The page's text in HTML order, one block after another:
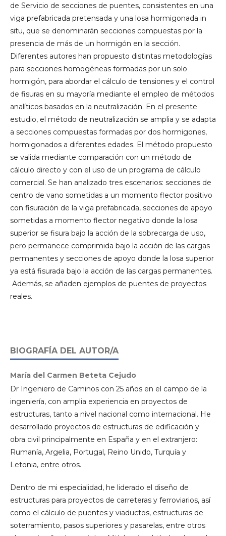
de Servicio de secciones de puentes, consistentes en una
viga prefabricada pretensada y una losa hormigonada in
situ, que se denominarán secciones compuestas por la
presencia de más de un hormigón en la sección.
Diferentes autores han propuesto distintas metodologías
para secciones homogéneas formadas por un solo
hormigón, para abordar el cálculo de tensiones y el control
de fisuras en su mayoría mediante el empleo de métodos
analíticos basados en la neutralización. En el presente
estudio, el método de neutralización se amplia y se adapta
a secciones compuestas formadas por dos hormigones,
hormigonados a diferentes edades. El método propuesto
se valida mediante comparación con un método de
cálculo directo y con el uso de un programa de cálculo
comercial. Se han analizado tres escenarios: secciones de
centro de vano sometidas a un momento flector positivo
con fisuración de la viga prefabricada, secciones de apoyo
sometidas a momento flector negativo donde la losa
superior se fisura bajo la acción de la sobrecarga de uso,
pero permanece comprimida bajo la acción de las cargas
permanentes y secciones de apoyo donde la losa superior
ya está fisurada bajo la acción de las cargas permanentes.
Además, se añaden ejemplos de puentes de proyectos
reales.
BIOGRAFÍA DEL AUTOR/A
María del Carmen Beteta Cejudo
Dr Ingeniero de Caminos con 25 años en el campo de la
ingeniería, con amplia experiencia en proyectos de
estructuras, tanto a nivel nacional como internacional. He
desarrollado proyectos de estructuras de edificación y
obra civil principalmente en España y en el extranjero:
Rumanía, Argelia, Portugal, Reino Unido, Turquía y
Letonia, entre otros.
Dentro de mi especialidad, he liderado el diseño de
estructuras para proyectos de carreteras y ferroviarios, así
como el cálculo de puentes y viaductos, estructuras de
soterramiento, pasos superiores y pasarelas, entre otros